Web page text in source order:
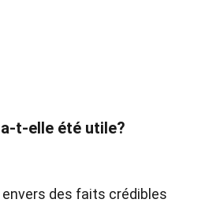
t-elle été utile?
des faits crédibles